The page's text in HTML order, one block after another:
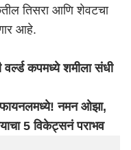
तिसरा आणि शेवटचा
आहे.
कपमध्ये शमीला संधी
नमन ओझा,
5 विकेट्सनं पराभव